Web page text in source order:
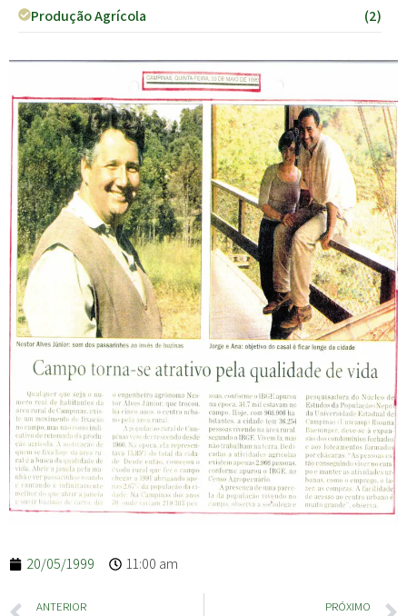
Produção Agrícola
(2)
20/05/1999 11:00 am
ANTERIOR PRÓXIMO